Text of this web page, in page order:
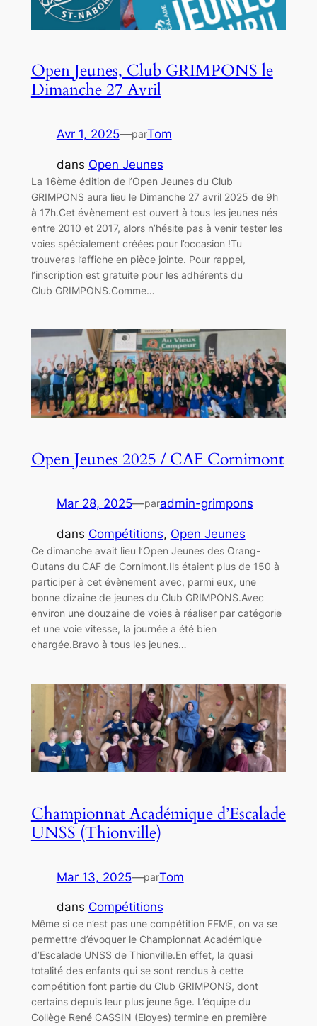
Open Jeunes, Club GRIMPONS le
Dimanche 27 Avril
Avr 1, 2025—parTom
dans Open Jeunes
La 16ème édition de l’Open Jeunes du Club
GRIMPONS aura lieu le Dimanche 27 avril 2025 de 9h
à 17h.Cet évènement est ouvert à tous les jeunes nés
entre 2010 et 2017, alors n’hésite pas à venir tester les
voies spécialement créées pour l’occasion !Tu
trouveras l’affiche en pièce jointe. Pour rappel,
l’inscription est gratuite pour les adhérents du
Club GRIMPONS.Comme…
Open Jeunes 2025 / CAF Cornimont
Mar 28, 2025—paradmin-grimpons
dans Compétitions, Open Jeunes
Ce dimanche avait lieu l’Open Jeunes des Orang-
Outans du CAF de Cornimont.Ils étaient plus de 150 à
participer à cet évènement avec, parmi eux, une
bonne dizaine de jeunes du Club GRIMPONS.Avec
environ une douzaine de voies à réaliser par catégorie
et une voie vitesse, la journée a été bien
chargée.Bravo à tous les jeunes…
Championnat Académique d’Escalade
UNSS (Thionville)
Mar 13, 2025—parTom
dans Compétitions
Même si ce n’est pas une compétition FFME, on va se
permettre d’évoquer le Championnat Académique
d’Escalade UNSS de Thionville.En effet, la quasi
totalité des enfants qui se sont rendus à cette
compétition font partie du Club GRIMPONS, dont
certains depuis leur plus jeune âge. L’équipe du
Collège René CASSIN (Eloyes) termine en première